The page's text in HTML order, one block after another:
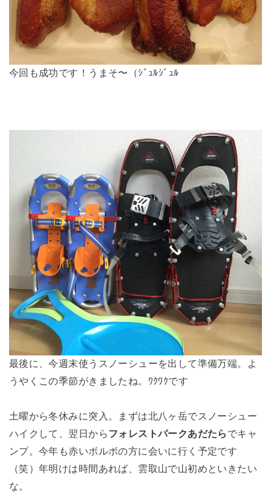
今回も成功です！うまそ〜（ｼﾞｭﾙｼﾞｭﾙ
最後に、今週末使うスノーシューを出して準備万端。よ
うやくこの季節がきましたね。ﾜｸﾜｸです
土曜から冬休みに突入。まずは北八ヶ岳でスノーシュー
ハイクして、翌日からフォレストパークあだたら でキャ
ンプ。今年も赤いボルボの方に会いに行く予定です
（笑）年明けは時間あれば、雲取山で山初めといきたい
な。